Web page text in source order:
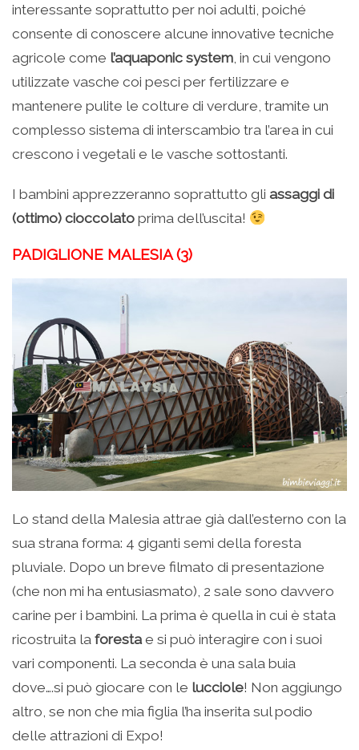
interessante soprattutto per noi adulti, poiché
consente di conoscere alcune innovative tecniche
agricole come l’aquaponic system , in cui vengono
utilizzate vasche coi pesci per fertilizzare e
mantenere pulite le colture di verdure, tramite un
complesso sistema di interscambio tra l’area in cui
crescono i vegetali e le vasche sottostanti.
I bambini apprezzeranno soprattutto gli assaggi di
(ottimo) cioccolato prima dell’uscita!
PADIGLIONE MALESIA (3)
Lo stand della Malesia attrae già dall’esterno con la
sua strana forma: 4 giganti semi della foresta
pluviale. Dopo un breve filmato di presentazione
(che non mi ha entusiasmato), 2 sale sono davvero
carine per i bambini. La prima è quella in cui è stata
ricostruita la forestae si può interagire con i suoi
vari componenti. La seconda è una sala buia
dove….si può giocare con le lucciole! Non aggiungo
altro, se non che mia figlia l’ha inserita sul podio
delle attrazioni di Expo!